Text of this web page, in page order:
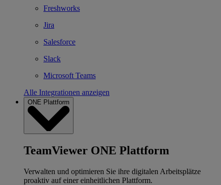
Freshworks
Jira
Salesforce
Slack
Microsoft Teams
Alle Integrationen anzeigen
ONE Plattform
TeamViewer ONE Plattform
Verwalten und optimieren Sie ihre digitalen Arbeitsplätze
proaktiv auf einer einheitlichen Plattform.